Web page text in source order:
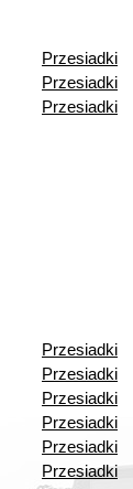
Przesiadki
Przesiadki
Przesiadki
Przesiadki
Przesiadki
Przesiadki
Przesiadki
Przesiadki
Przesiadki